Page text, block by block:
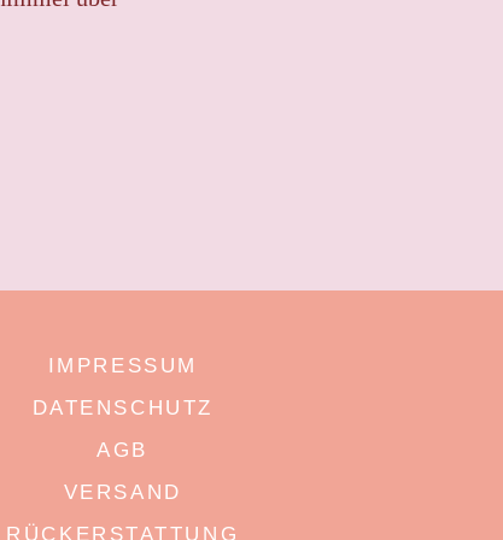
IMPRESSUM
DATENSCHUTZ
AGB
VERSAND
RÜCKERSTATTUNG